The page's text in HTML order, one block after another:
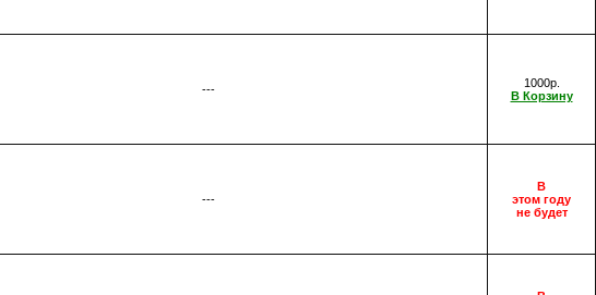
---
1000р.
В Корзину
---
В
этом году
не будет